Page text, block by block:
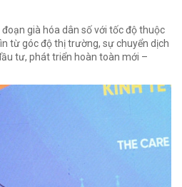
già hóa dân số với tốc độ thuộc
từ góc độ thị trường, sự chuyển dịch
tư, phát triển hoàn toàn mới –